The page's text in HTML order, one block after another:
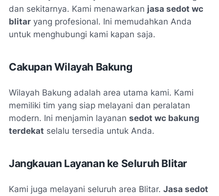
dan sekitarnya. Kami menawarkan jasa sedot wc
blitar yang profesional. Ini memudahkan Anda
untuk menghubungi kami kapan saja.
Cakupan Wilayah Bakung
Wilayah Bakung adalah area utama kami. Kami
memiliki tim yang siap melayani dan peralatan
modern. Ini menjamin layanan sedot wc bakung
terdekat selalu tersedia untuk Anda.
Jangkauan Layanan ke Seluruh Blitar
Kami juga melayani seluruh area Blitar. Jasa sedot